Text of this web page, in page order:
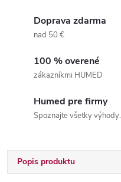
Doprava zdarma
nad 50 €
100 % overené
zákazníkmi HUMED
Humed pre firmy
Spoznajte všetky výhody.
Popis produktu